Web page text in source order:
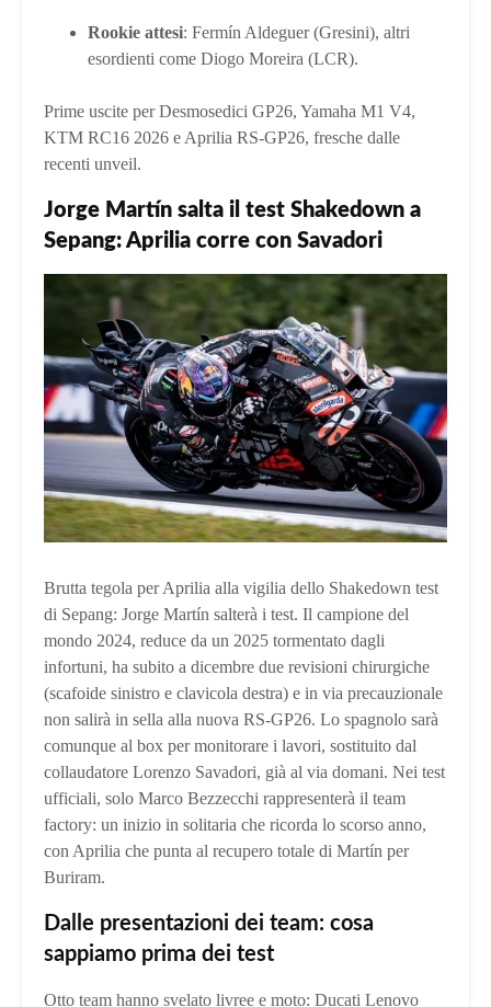
Rookie attesi: Fermín Aldeguer (Gresini), altri
esordienti come Diogo Moreira (LCR).
Prime uscite per Desmosedici GP26, Yamaha M1 V4,
KTM RC16 2026 e Aprilia RS-GP26, fresche dalle
recenti unveil.
Jorge Martín salta il test Shakedown a
Sepang: Aprilia corre con Savadori
Brutta tegola per Aprilia alla vigilia dello Shakedown test
di Sepang: Jorge Martín salterà i test. Il campione del
mondo 2024, reduce da un 2025 tormentato dagli
infortuni, ha subito a dicembre due revisioni chirurgiche
(scafoide sinistro e clavicola destra) e in via precauzionale
non salirà in sella alla nuova RS-GP26. Lo spagnolo sarà
comunque al box per monitorare i lavori, sostituito dal
collaudatore Lorenzo Savadori, già al via domani. Nei test
ufficiali, solo Marco Bezzecchi rappresenterà il team
factory: un inizio in solitaria che ricorda lo scorso anno,
con Aprilia che punta al recupero totale di Martín per
Buriram.
Dalle presentazioni dei team: cosa
sappiamo prima dei test
Otto team hanno svelato livree e moto: Ducati Lenovo